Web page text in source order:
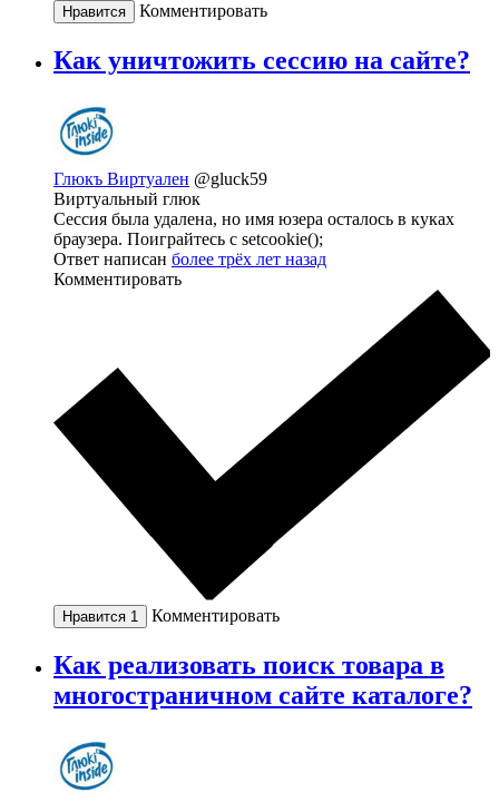
Нравится Комментировать
Как уничтожить сессию на сайте?
Глюкъ Виртуален @gluck59
Виртуальный глюк
Сессия была удалена, но имя юзера осталось в куках
браузера. Поиграйтесь с setcookie();
Ответ написан более трёх лет назад
Комментировать
Нравится 1 Комментировать
Как реализовать поиск товара в
многостраничном сайте каталоге?